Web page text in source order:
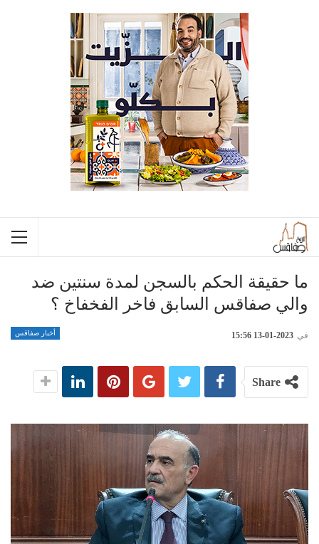
ما حقيقة الحكم بالسجن لمدة سنتين ضد
والي صفاقس السابق فاخر الفخفاخ ؟
أخبار صفاقس في 2023-01-13 15:56
Share